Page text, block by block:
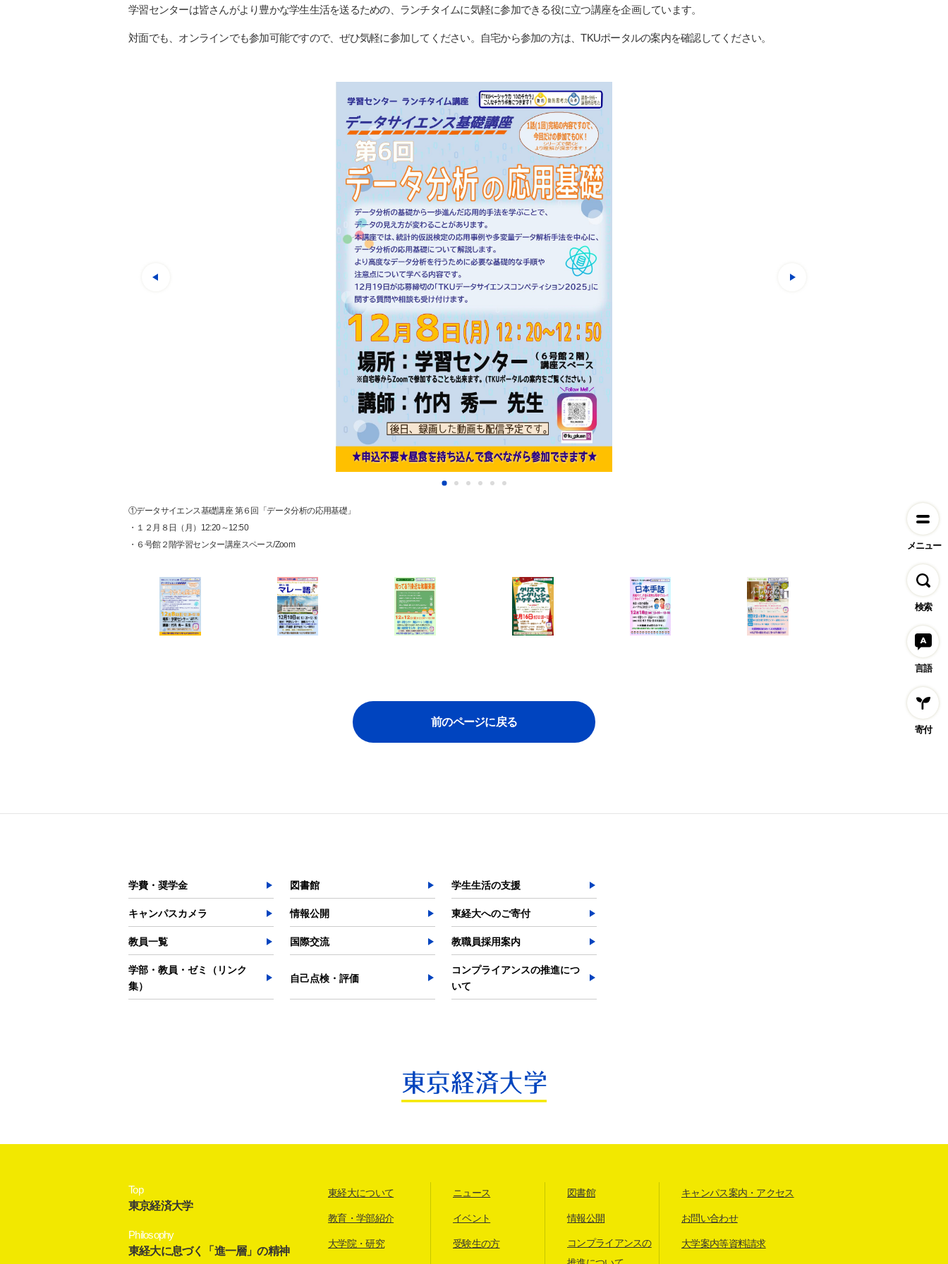
メニュー
検索
言語
寄付
サイト内検索
各種証明書の発行
各種手続
学習センターは皆さんがより豊かな学生生活を送るための、ランチタイムに気軽に参加できる役に立つ講座を企画しています。
対面でも、オンラインでも参加可能ですので、ぜひ気軽に参加してください。自宅から参加の方は、TKUポータルの案内を確認してください。
①データサイエンス基礎講座 第６回「データ分析の応用基礎」
・１２月８日（月）12:20～12:50
・６号館２階学習センター講座スペース/Zoom
②語学リレー講座 マレー語
・１２月１０日（水）12:20
・６号館２階学習センター
前のページに戻る
学費・奨学金 図書館 学生生活の支援
キャンパスカメラ 情報公開 東経大へのご寄付
教員一覧 国際交流 教職員採用案内
学部・教員・ゼミ（リンク
集）
自己点検・評価
コンプライアンスの推進につ
いて
Top
東京経済大学
Philosophy
東経大に息づく「進一層」の精神
東経大について
教育・学部紹介
大学院・研究
ニュース
イベント
受験生の方
図書館
情報公開
コンプライアンスの
キャンパス案内・アクセス
お問い合わせ
大学案内等資料請求